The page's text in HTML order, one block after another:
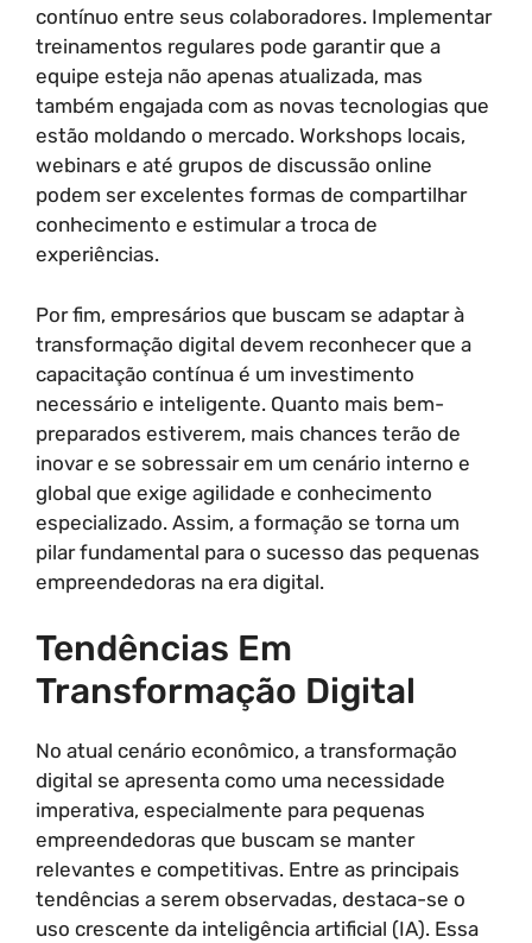
contínuo entre seus colaboradores. Implementar
treinamentos regulares pode garantir que a
equipe esteja não apenas atualizada, mas
também engajada com as novas tecnologias que
estão moldando o mercado. Workshops locais,
webinars e até grupos de discussão online
podem ser excelentes formas de compartilhar
conhecimento e estimular a troca de
experiências.
Por fim, empresários que buscam se adaptar à
transformação digital devem reconhecer que a
capacitação contínua é um investimento
necessário e inteligente. Quanto mais bem-
preparados estiverem, mais chances terão de
inovar e se sobressair em um cenário interno e
global que exige agilidade e conhecimento
especializado. Assim, a formação se torna um
pilar fundamental para o sucesso das pequenas
empreendedoras na era digital.
Tendências Em
Transformação Digital
No atual cenário econômico, a transformação
digital se apresenta como uma necessidade
imperativa, especialmente para pequenas
empreendedoras que buscam se manter
relevantes e competitivas. Entre as principais
tendências a serem observadas, destaca-se o
uso crescente da inteligência artificial (IA). Essa